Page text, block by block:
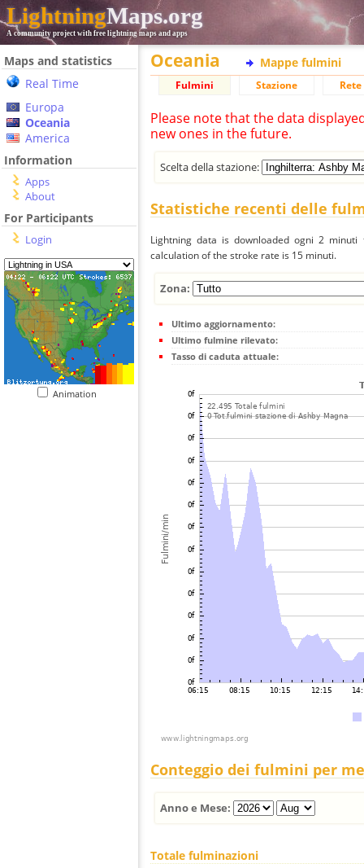
LightningMaps.org
A community project with free lightning maps and apps
Maps and statistics
Real Time
Europa
Oceania
America
Information
Apps
About
For Participants
Login
Animation
Oceania Mappe fulmini
Fulmini Stazione
Please note that the data
new ones in the future.
Scelta della stazione:
Statistiche recenti delle
Lightning data is downloaded ogni 2
calculation of the stroke rate is 15 minuti.
Zona:
Ultimo aggiornamento:
Ultimo fulmine rilevato:
Tasso di caduta attuale:
Conteggio dei fulmini per
Anno e Mese:
Totale fulminazioni